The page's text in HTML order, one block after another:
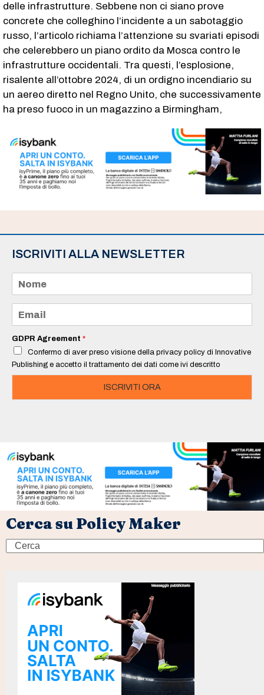
delle infrastrutture. Sebbene non ci siano prove
concrete che colleghino l’incidente a un sabotaggio
russo, l’articolo richiama l’attenzione su svariati episodi
che celerebbero un piano ordito da Mosca contro le
infrastrutture occidentali. Tra questi, l’esplosione,
risalente all’ottobre 2024, di un ordigno incendiario su
un aereo diretto nel Regno Unito, che successivamente
ha preso fuoco in un magazzino a Birmingham,
ISCRIVITI ALLA NEWSLETTER
m
e
a
i
*
GDPR Agreement *
Confermo di aver preso visione della privacy policy di Innovative
Publishing e accetto il trattamento dei dati come ivi descritto
ISCRIVITI ORA
Cerca su Policy Maker
Search